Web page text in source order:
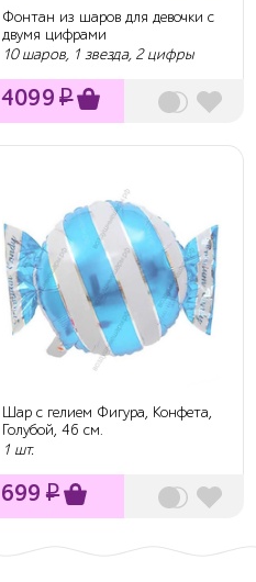
Фонтан из шаров для девочки с
двумя цифрами
10 шаров, 1 звезда, 2 цифры
4099 ₽
Шар с гелием Фигура, Конфета,
Голубой, 46 см.
1 шт.
699 ₽